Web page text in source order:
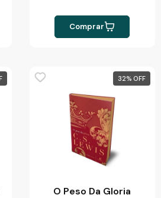
Comprar
32%
O Peso Da Gloria